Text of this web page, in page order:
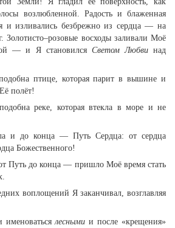
возлюбленной. Радость и блаженная
и изливались безбрежно из сердца — на
Золотисто–розовые восходы заливали Моё
— и Я становился Светом Любвинад
птице, которая парит в вышине и
полёт!
реке, которая втекла в море и не
и до конца — Путь Сердца: от сердца
Божественного!
Путь до конца — пришло Моё время стать
воплощений Я заканчивал, возглавляя
именоватьсялесными и после «крещения»